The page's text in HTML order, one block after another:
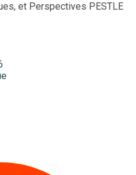
et Perspectives PESTLE